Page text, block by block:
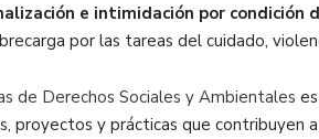
e intimidación por condición
por las tareas del cuidado,
de Derechos Sociales y Ambientales
proyectos y prácticas que